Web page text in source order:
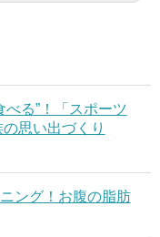
る”！「スポーツ
思い出づくり
ング！お腹の脂肪